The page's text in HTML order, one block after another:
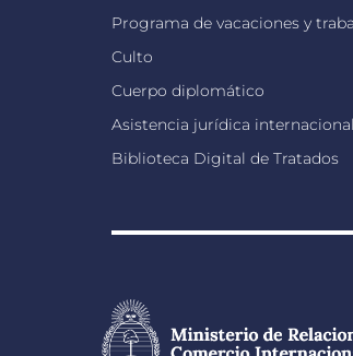
Programa de vacaciones y
Culto
Cuerpo diplomático
Asistencia jurídica internacional
Biblioteca Digital de Tratados